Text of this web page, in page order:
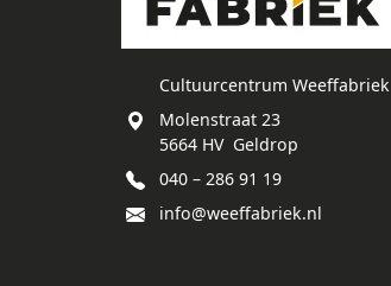
Cultuurcentrum Weeffabriek
Molenstraat 23
5664 HV Geldrop
040 – 286 91 19
info@weeffabriek.nl